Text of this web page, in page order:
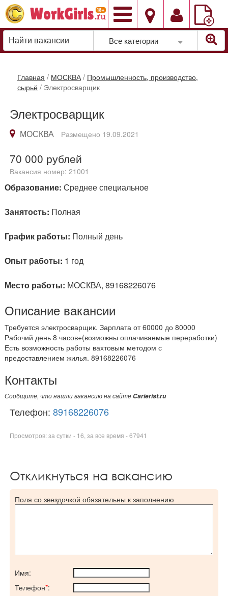
Добавить
вакансию
Все категории
Главная / МОСКВА / Промышленность, производство,
сырьё / Электросварщик
Электросварщик
МОСКВА Размещено 19.09.2021
70 000 рублей
Вакансия номер: 21001
Образование: Среднее специальное
Занятость: Полная
График работы: Полный день
Опыт работы: 1 год
Место работы: МОСКВА, 89168226076
Описание вакансии
Требуется электросварщик. Зарплата от 60000 до 80000
Рабочий день 8 часов+(возможны оплачиваемые переработки)
Есть возможность работы вахтовым методом с
предоставлением жилья. 89168226076
Контакты
Сообщите, что нашли вакансию на сайте Carierist.ru
Телефон: 89168226076
Просмотров: за сутки - 16, за все время - 67941
Откликнуться на вакансию
Поля со звездочкой обязательны к заполнению
Имя:
Телефон*: